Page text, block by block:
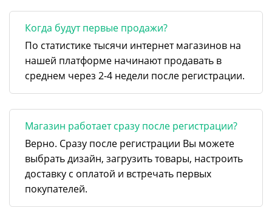
Когда будут первые продажи?
По статистике тысячи интернет магазинов на
нашей платформе начинают продавать в
среднем через 2-4 недели после регистрации.
Магазин работает сразу после регистрации?
Верно. Сразу после регистрации Вы можете
выбрать дизайн, загрузить товары, настроить
доставку с оплатой и встречать первых
покупателей.